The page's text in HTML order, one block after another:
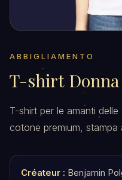
ABBIGLIAMENTO
T-shirt Donna
T-shirt per le amanti
cotone premium, stampa
Créateur : Benjamin